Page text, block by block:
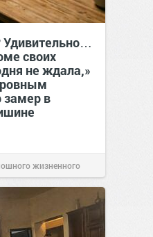
Удивительно…
своих
не ждала,»
замер в
жизненного